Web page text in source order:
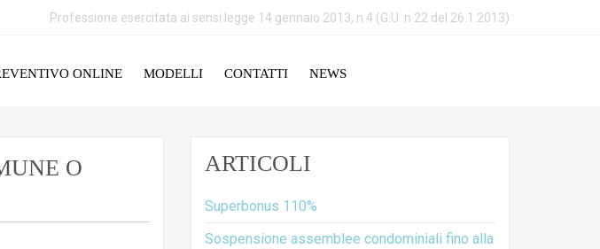
Professione esercitata ai sensi legge 14 gennaio 2013, n 4 (G.U. n 22 del 26.1.2013)
ONLINE MODELLI CONTATTI NEWS
O
ARTICOLI
Superbonus 110%
Sospensione assemblee condominiali fino alla